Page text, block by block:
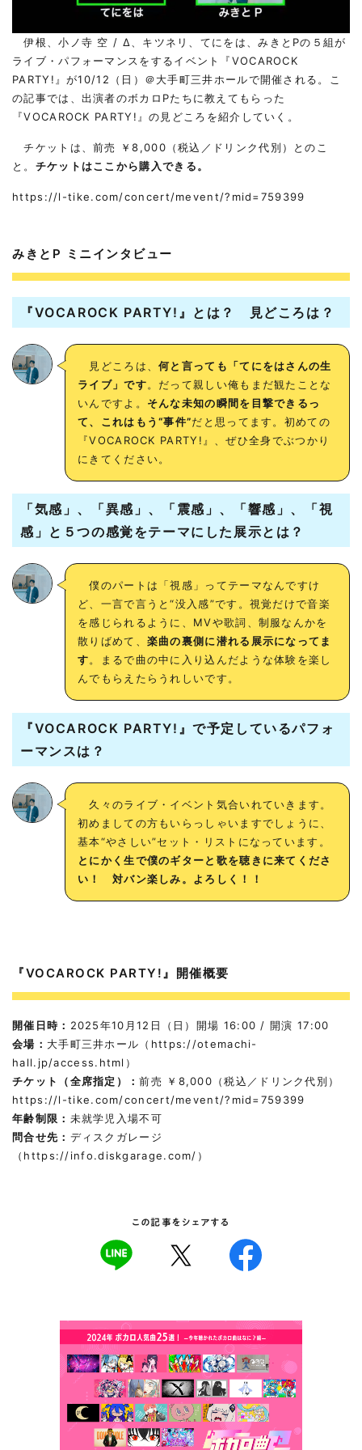
伊根、小ノ寺 空 / Δ、キツネリ、てにをは、みきとPの５組が
ライブ・パフォーマンスをするイベント『VOCAROCK
PARTY!』が10/12（日）＠大手町三井ホールで開催される。こ
の記事では、出演者のボカロPたちに教えてもらった
『VOCAROCK PARTY!』の見どころを紹介していく。
チケットは、前売 ￥8,000（税込／ドリンク代別）とのこ
と。 チケットはここから購入できる。
https://l-tike.com/concert/mevent/?mid=759399
みきとP ミニインタビュー
『VOCAROCK PARTY!』とは？ 見どころは？
見どころは、何と言っても「てにをはさんの生
ライブ」です。だって親しい俺もまだ観たことな
いんですよ。 そんな未知の瞬間を目撃できるっ
て、これはもう“事件”だと思ってます。初めての
『VOCAROCK PARTY!』、ぜひ全身でぶつかり
にきてください。
「気感」、「異感」、「震感」、「響感」、「視
感」と５つの感覚をテーマにした展示とは？
僕のパートは「視感」ってテーマなんですけ
ど、一言で言うと“没入感”です。視覚だけで音楽
を感じられるように、MVや歌詞、制服なんかを
散りばめて、 楽曲の裏側に潜れる展示になってま
す。まるで曲の中に入り込んだような体験を楽し
んでもらえたらうれしいです。
『VOCAROCK PARTY!』で予定しているパフォ
ーマンスは？
久々のライブ・イベント気合いれていきます。
初めましての方もいらっしゃいますでしょうに、
基本“やさしい”セット・リストになっています。
とにかく生で僕のギターと歌を聴きに来てくださ
い！ 対バン楽しみ。よろしく！！
『VOCAROCK PARTY!』開催概要
開催日時： 2025年10月12日（日）開場 16:00 / 開演 17:00
会場： 大手町三井ホール（ https://otemachi-
hall.jp/access.html ）
チケット（全席指定）：前売 ￥8,000（税込／ドリンク代別）
https://l-tike.com/concert/mevent/?mid=759399
年齢制限： 未就学児入場不可
問合せ先： ディスクガレージ
（ https://info.diskgarage.com/ ）
この記事をシェアする